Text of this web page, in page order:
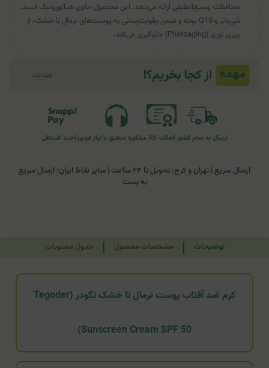
محافظت وسیع‌الطیفی ارائه می‌دهد. این محصول حاوی هیالورونیک اسید،
شی‌باتر و Q10 بوده و ضمن رطوبت‌رسانی به پوست‌های نرمال تا خشک، از
پیری نوری (Photoaging) جلوگیری می‌کند.
ارسال به تمام کشوراصالت کالا مشاوره منطبق با نیاز فردپرداخت اقساطی
ارسال سریع | تهران و کرج: تحویل تا ۲۴ ساعت | سایر نقاط ایران: ارسال سریع
به پست
توضیحات مشخصات محصول جدول محتویات
کرم ضد آفتاب پوست نرمال تا خشک تگودر (Tegoder
Sunscreen Cream SPF 50)